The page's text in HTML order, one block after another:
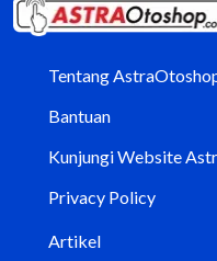
Tentang
Bantuan
Kunjungi Website
Privacy Policy
Artikel